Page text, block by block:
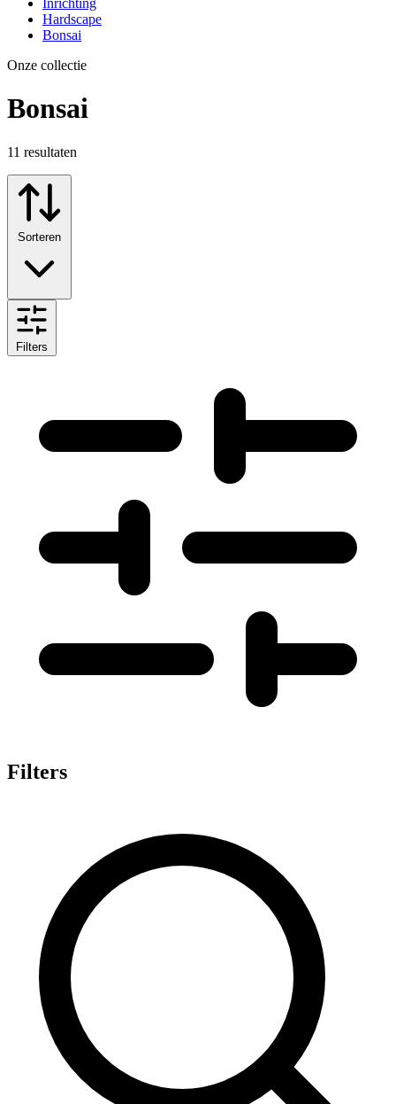
Inrichting
Hardscape
Bonsai
Onze collectie
Bonsai
11 resultaten
Sorteren
Filters
Filters